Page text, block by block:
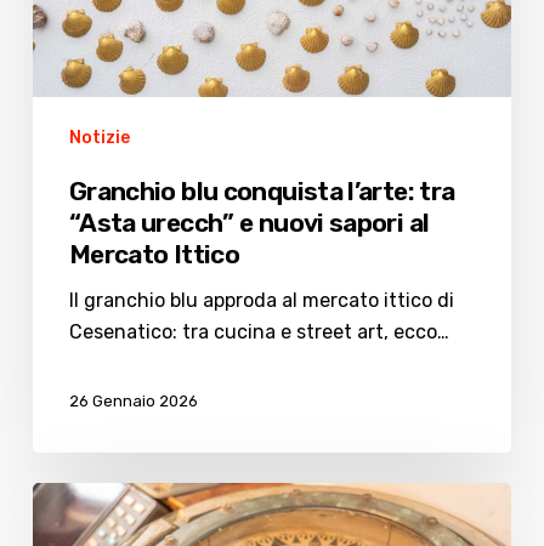
e
nuovi
sapori
Mercato
Notizie
Granchio blu conquista l’arte: tra
“Asta urecch” e nuovi sapori al
Mercato Ittico
Il granchio blu approda al mercato ittico di
Cesenatico: tra cucina e street art, ecco…
26 Gennaio 2026
Bussola
di